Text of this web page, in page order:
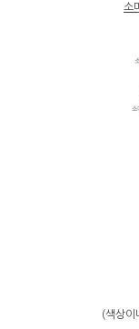
소
(색상이